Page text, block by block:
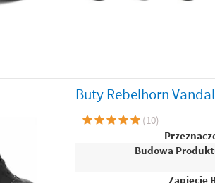
Buty Rebelhorn
(10)
Budowa
Zapięcie